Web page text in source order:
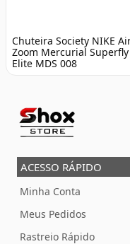
Chuteira Society NIKE
Zoom Mercurial
Elite MDS 008
ACESSO RÁPIDO
Minha Conta
Meus Pedidos
Rastreio Rápido